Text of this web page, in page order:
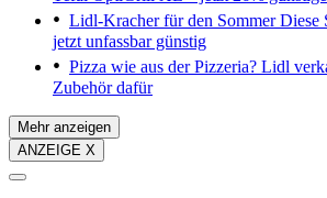
Lidl-Kracher für den SommerDiese
jetzt unfassbar günstig
Pizza wie aus der Pizzeria? Lidl
Zubehör dafür
Mehr anzeigen
ANZEIGE X